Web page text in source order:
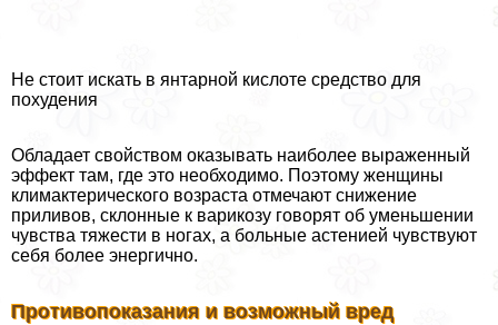
Не стоит искать в янтарной кислоте средство для
похудения
Обладает свойством оказывать наиболее выраженный
эффект там, где это необходимо. Поэтому женщины
климактерического возраста отмечают снижение
приливов, склонные к варикозу говорят об уменьшении
чувства тяжести в ногах, а больные астенией чувствуют
себя более энергично.
Противопоказания и возможный вред